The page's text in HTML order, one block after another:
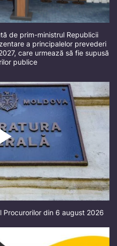
de prim-ministrul Republicii
a principalelor prevederi
care urmează să fie supusă
publice
Procurorilor din 6 august 2026